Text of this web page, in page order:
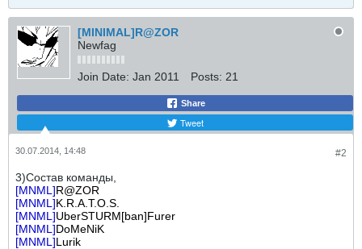
[MINIMAL]R@ZOR
Newfag
Join Date: Jan 2011 Posts: 21
Share
Tweet
#2
30.07.2014, 14:48
3)Состав команды,
[MNML]R@ZOR
[MNML]K.R.A.T.O.S.
[MNML]UberSTURM[ban]Furer
[MNML]DoMeNiK
[MNML]Lurik